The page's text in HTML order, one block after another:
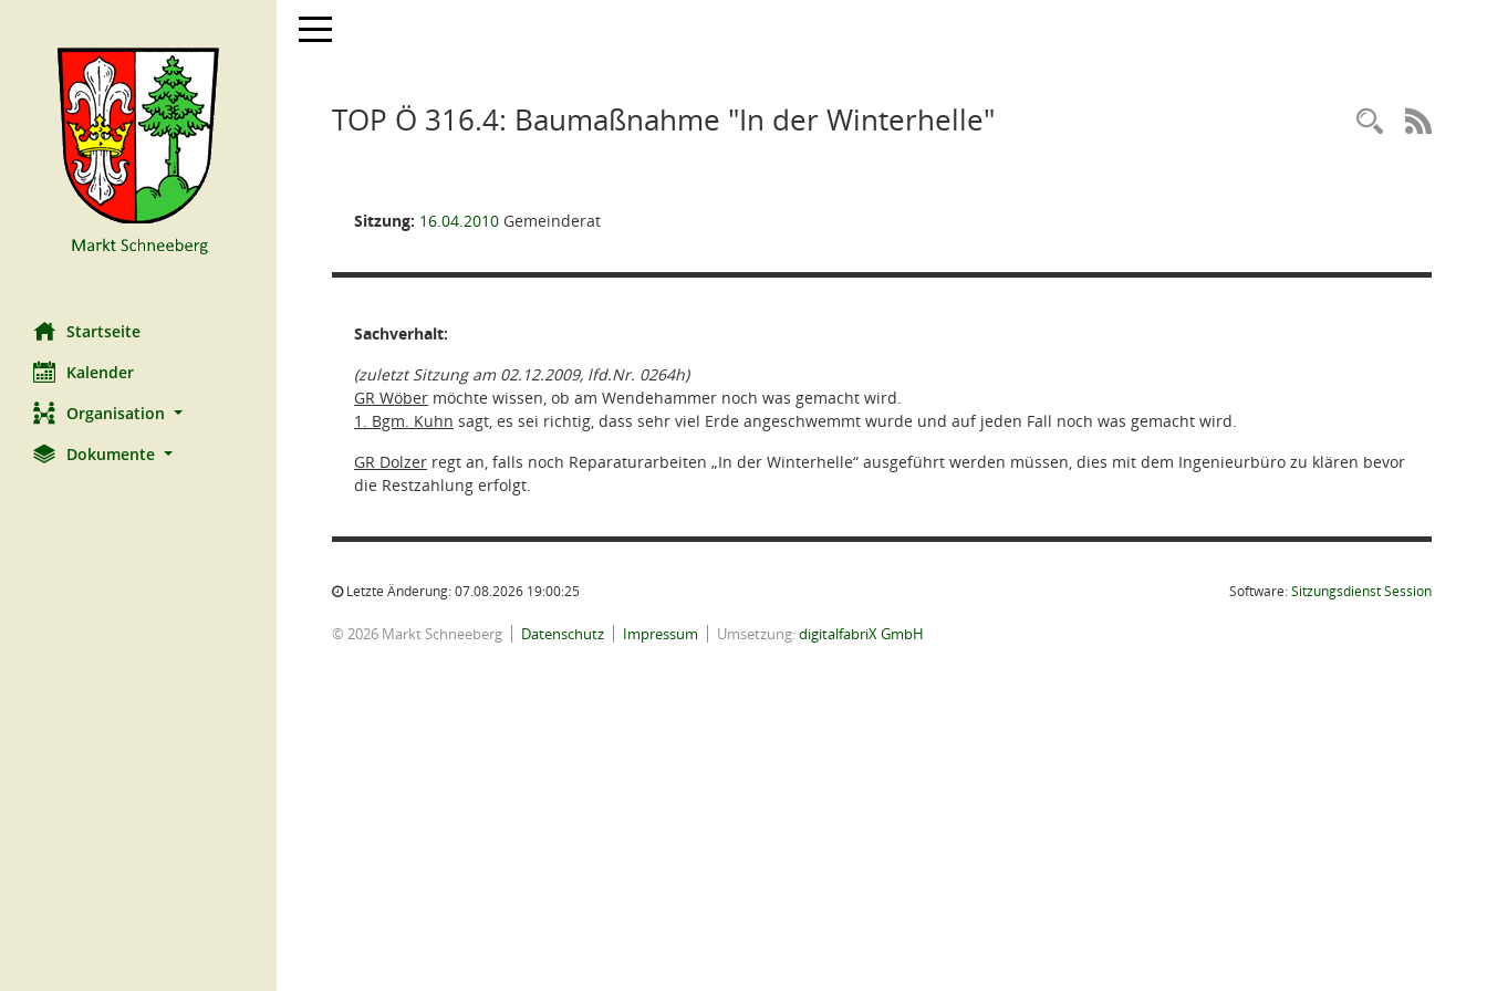
Startseite
Kalender
Organisation
Dokumente
Toggle navigation
TOP Ö 316.4: Baumaßnahme "In der Winterhelle"
Sitzung: 16.04.2010 Gemeinderat
Sachverhalt:
(zuletzt Sitzung am 02.12.2009, lfd.Nr. 0264h)
GR Wöber möchte wissen, ob am Wendehammer noch was gemacht wird.
1. Bgm. Kuhn sagt, es sei richtig, dass sehr viel Erde angeschwemmt wurde und auf jeden Fall noch was gemacht wird.
GR Dolzer regt an, falls noch Reparaturarbeiten „In der Winterhelle“ ausgeführt werden müssen, dies mit dem Ingenieurbüro zu klären bevor
die Restzahlung erfolgt.
Letzte Änderung: 07.08.2026 19:00:25 Software:SitzungsdienstSession(Wird in
© 2026 Markt Schneeberg Datenschutz Impressum Umsetzung:digitalfabriX GmbH